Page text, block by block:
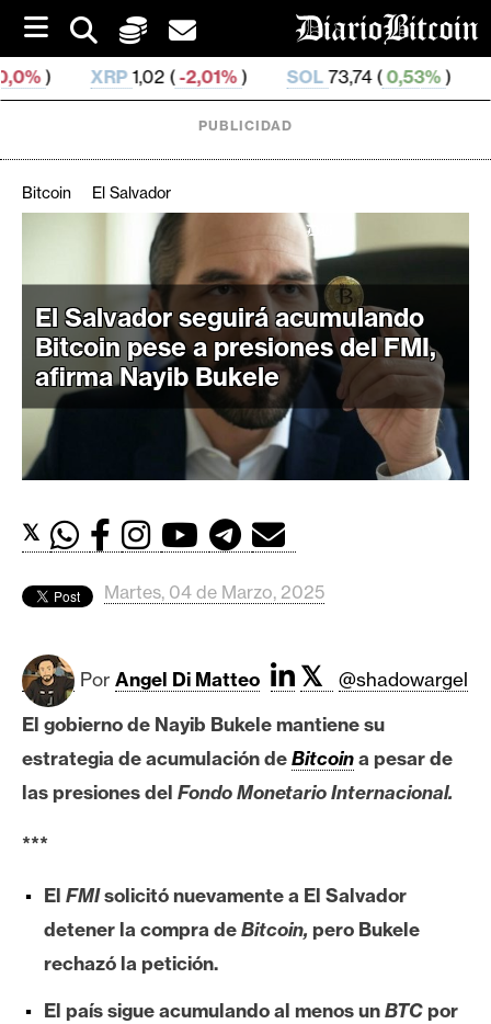
i
p
t
o
1,02 ( -2,01%) SOL73,74 ( 0,53% ) TRX0,327
i
p
t
o
d
s
B
t
c
o
E
h
e
PUBLICIDAD
Bitcoin El Salvador
El Salvador seguirá acumulando
Bitcoin pese a presiones del FMI,
afirma Nayib Bukele
𝕏
Martes, 04 de Marzo, 2025
Por Angel Di Matteo 𝕏
@shadowargel
El gobierno de Nayib Bukele mantiene su
estrategia de acumulación deBitcoina pesar de
las presiones del Fondo Monetario Internacional.
***
El FMIsolicitó nuevamente a El Salvador
detener la compra deBitcoin, pero Bukele
rechazó la petición.
El país sigue acumulando al menos unBTCpor